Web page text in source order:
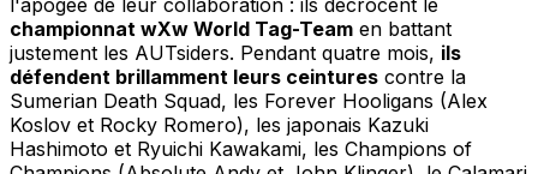
l'apogée de leur collaboration : ils décrocent le
championnat wXw World Tag-Team en battant
justement les AUTsiders. Pendant quatre mois, ils
défendent brillamment leurs ceintures contre la
Sumerian Death Squad, les Forever Hooligans (Alex
Koslov et Rocky Romero), les japonais Kazuki
Hashimoto et Ryuichi Kawakami, les Champions of